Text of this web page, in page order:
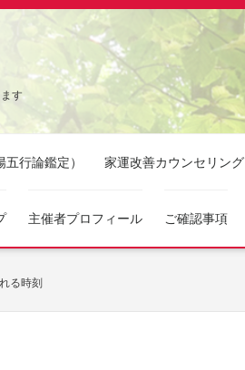
す
行論鑑定） 家運改善カウンセリング
主催者プロフィール ご確認事項
る時刻